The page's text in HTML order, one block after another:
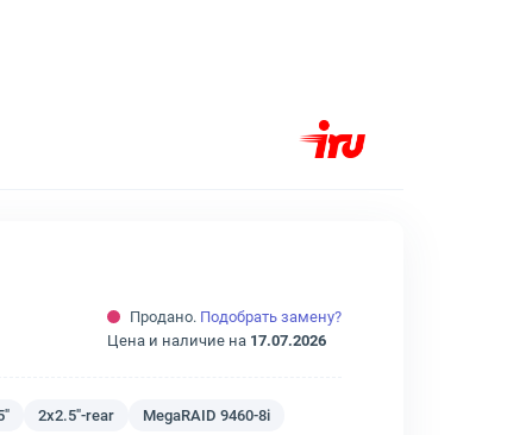
Продано. Подобрать замену?
Цена и наличие на 17.07.2026
2x2.5"-rear MegaRAID 9460-8i